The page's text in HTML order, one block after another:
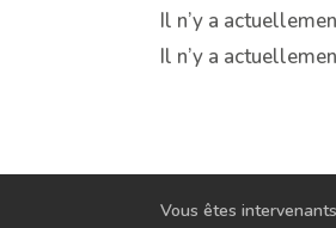
Il n’y a
Il n’y a
Vous êtes